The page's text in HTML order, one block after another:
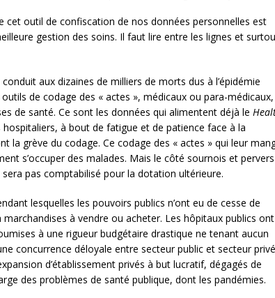
cet outil de confiscation de nos données personnelles est
gestion des soins. Il faut lire entre les lignes et
aux dizaines de milliers de morts dus à l’épidémie
de codage des « actes », médicaux ou para-médicaux,
de santé. Ce sont les données qui alimentent déjà le
à bout de fatigue et de patience face à la
la grève du codage. Ce codage des « actes » qui leur
s’occuper des malades. Mais le côté sournois et pervers
pas comptabilisé pour la dotation ultérieure.
lesquelles les pouvoirs publics n’ont eu de cesse de
à vendre ou acheter. Les hôpitaux publics ont
à une rigueur budgétaire drastique ne tenant aucun
concurrence déloyale entre secteur public et secteur privé
d’établissement privés à but lucratif, dégagés de
des problèmes de santé publique, dont les pandémies.